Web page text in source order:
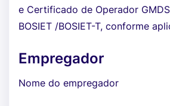
e Certificado de Operador
BOSIET /BOSIET-T, conforme
Empregador
Nome do empregador